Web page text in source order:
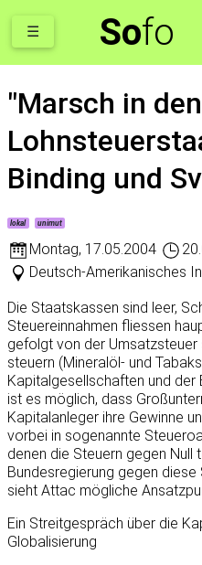
Sofo
☰
"Marsch in den
Binding und
lokal unimut
Montag, 17.05.2004
Deutsch-Amerikanisches
Die Staatskassen sind leer,
Steuereinnahmen fliessen
gefolgt von der
steuern (Mineralöl- und
Kapitalgesellschaften und der
ist es möglich, dass
Kapitalanleger ihre Gewinne
vorbei in sogenannte
denen die Steuern gegen Null
Bundesregierung gegen
sieht Attac mögliche
Ein Streitgespräch über die
Globalisierung